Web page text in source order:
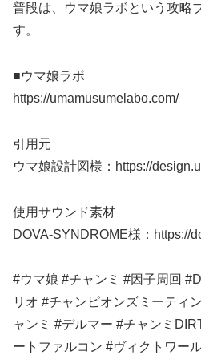
普段は、ウマ娘ラボという攻略
す。
■ウマ娘ラボ
https://umamusumelabo.com/
引用元
ウマ娘設計図様：https://
使用サウンド素材
DOVA-SYNDROME様：https://
#ウマ娘 #チャンミ #因子周回
リオ #チャンピオンズミーティ
ャンミ #デルマー #チャンミ
ートファルコン #ヴィクトワー